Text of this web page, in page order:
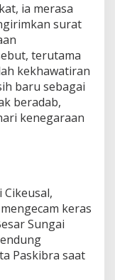
ia merasa
surat
terutama
kekhawatiran
baru sebagai
beradab,
kenegaraan
keras
Sungai
Paskibra saat